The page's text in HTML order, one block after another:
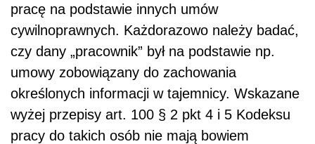
pracę na podstawie innych umów
cywilnoprawnych. Każdorazowo należy badać,
czy dany „pracownik” był na podstawie np.
umowy zobowiązany do zachowania
określonych informacji w tajemnicy. Wskazane
wyżej przepisy art. 100 § 2 pkt 4 i 5 Kodeksu
pracy do takich osób nie mają bowiem